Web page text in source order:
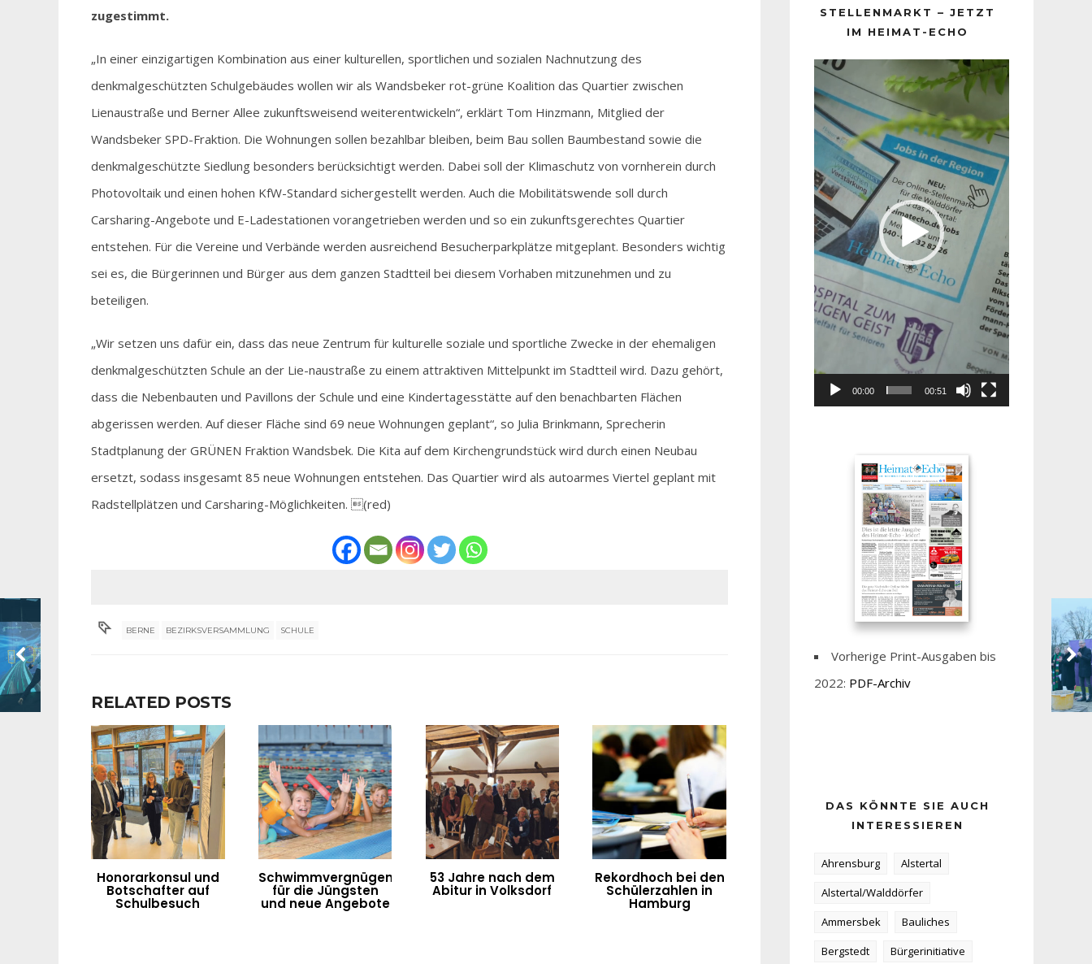
zugestimmt.
„In einer einzigartigen Kombination aus einer kulturellen, sportlichen und sozialen Nachnutzung des
denkmalgeschützten Schulgebäudes wollen wir als Wandsbeker rot-grüne Koalition das Quartier zwischen
Lienaustraße und Berner Allee zukunftsweisend weiterentwickeln“, erklärt Tom Hinzmann, Mitglied der
Wandsbeker SPD-Fraktion. Die Wohnungen sollen bezahlbar bleiben, beim Bau sollen Baumbestand sowie die
denkmalgeschützte Siedlung besonders berücksichtigt werden. Dabei soll der Klimaschutz von vornherein durch
Photovoltaik und einen hohen KfW-Standard sichergestellt werden. Auch die Mobilitätswende soll durch
Carsharing-Angebote und E-Ladestationen vorangetrieben werden und so ein zukunftsgerechtes Quartier
entstehen. Für die Vereine und Verbände werden ausreichend Besucherparkplätze mitgeplant. Besonders wichtig
sei es, die Bürgerinnen und Bürger aus dem ganzen Stadtteil bei diesem Vorhaben mitzunehmen und zu
beteiligen.
„Wir setzen uns dafür ein, dass das neue Zentrum für kulturelle soziale und sportliche Zwecke in der ehemaligen
denkmalgeschützten Schule an der Lie-naustraße zu einem attraktiven Mittelpunkt im Stadtteil wird. Dazu gehört,
dass die Nebenbauten und Pavillons der Schule und eine Kindertagesstätte auf den benachbarten Flächen
abgerissen werden. Auf dieser Fläche sind 69 neue Wohnungen geplant“, so Julia Brinkmann, Sprecherin
Stadtplanung der GRÜNEN Fraktion Wandsbek. Die Kita auf dem Kirchengrundstück wird durch einen Neubau
ersetzt, sodass insgesamt 85 neue Wohnungen entstehen. Das Quartier wird als autoarmes Viertel geplant mit
Radstellplätzen und Carsharing-Möglichkeiten. (red)
BERNE BEZIRKSVERSAMMLUNG SCHULE
RELATED POSTS
Honorarkonsul und
Botschafter auf
Schulbesuch
Schwimmvergnügen
für die Jüngsten
und neue Angebote
53 Jahre nach dem
Abitur in Volksdorf
Rekordhoch bei den
Schülerzahlen in
Hamburg
STELLENMARKT – JETZT
IM HEIMAT-ECHO
Player
00:00 00:51
Vorherige Print-Ausgaben bis
2022: PDF-Archiv
DAS KÖNNTE SIE AUCH
INTERESSIEREN
Ahrensburg
Alstertal
Alstertal/Walddörfer
Ammersbek
Bauliches
Bergstedt
Bürgerinitiative